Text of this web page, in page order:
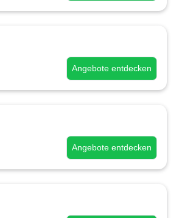
Angebote entdecken
Angebote entdecken